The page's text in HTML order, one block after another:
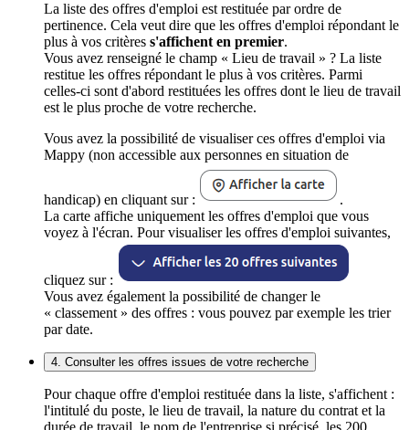
La liste des offres d'emploi est restituée par ordre de
pertinence. Cela veut dire que les offres d'emploi répondant le
plus à vos critères s'affichent en premier.
Vous avez renseigné le champ « Lieu de travail » ? La liste
restitue les offres répondant le plus à vos critères. Parmi
celles-ci sont d'abord restituées les offres dont le lieu de travail
est le plus proche de votre recherche.
Vous avez la possibilité de visualiser ces offres d'emploi via
Mappy (non accessible aux personnes en situation de
handicap) en cliquant sur :
.
La carte affiche uniquement les offres d'emploi que vous
voyez à l'écran. Pour visualiser les offres d'emploi suivantes,
cliquez sur :
Vous avez également la possibilité de changer le
« classement » des offres : vous pouvez par exemple les trier
par date.
4. Consulter les offres issues de votre recherche
Pour chaque offre d'emploi restituée dans la liste, s'affichent :
l'intitulé du poste, le lieu de travail, la nature du contrat et la